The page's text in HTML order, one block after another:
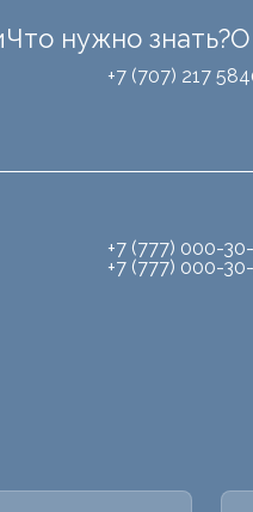
Что нужно знать?О
+7 (707) 217
+7 (777) 000-
+7 (777) 000-